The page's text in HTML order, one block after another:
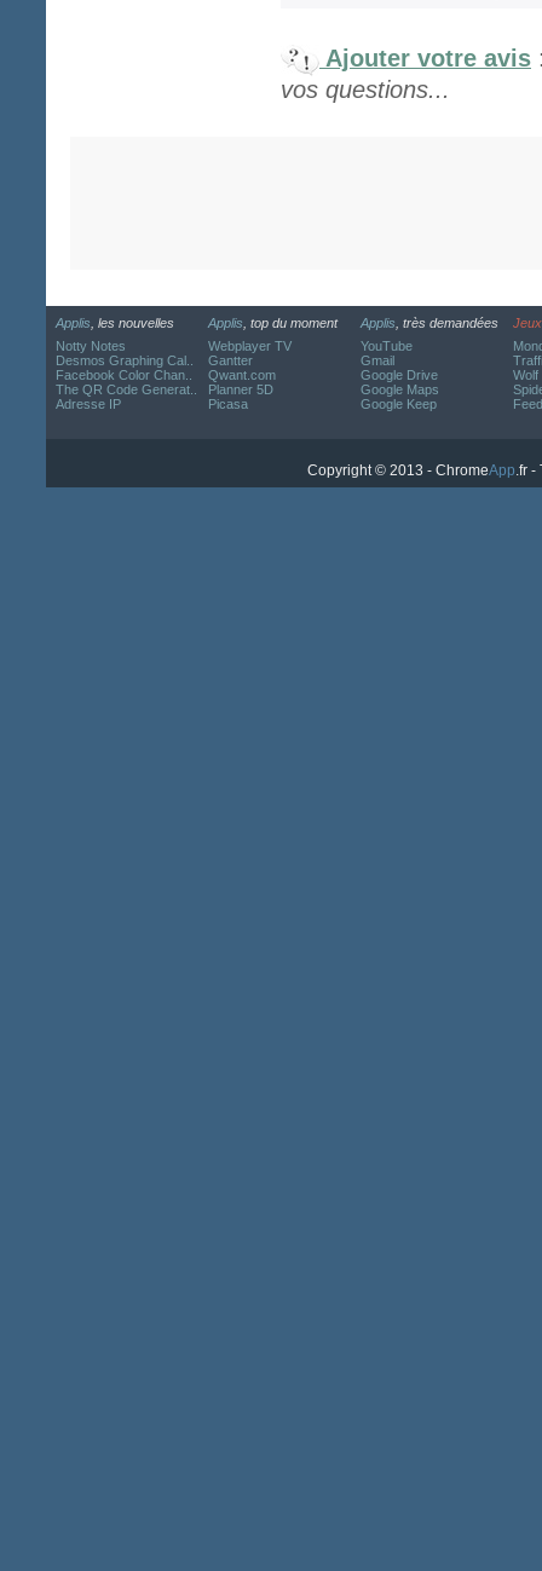
Ajouter votre avis
vos questions...
Applis , les nouvelles
Notty Notes
Desmos Graphing Cal..
Facebook Color Chan..
The QR Code Generat..
Adresse IP
Applis , top du moment
Webplayer TV
Gantter
Qwant.com
Planner 5D
Picasa
Applis , très demandées
YouTube
Gmail
Google Drive
Google Maps
Google Keep
Jeux
Wolf
Copyright © 2013 - ChromeApp.fr -